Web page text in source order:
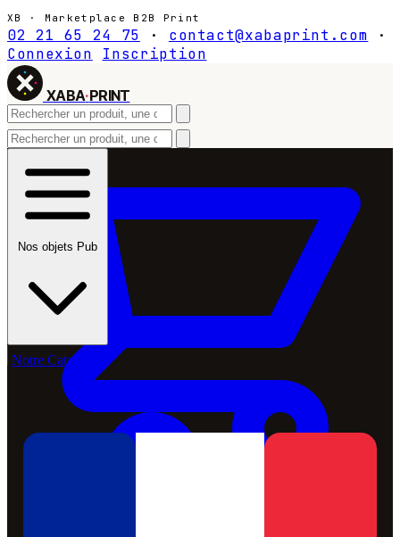
XB · Marketplace B2B Print
02 21 65 24 75 · contact@xabaprint.com
·
Connexion
Inscription
XABA·PRINT
Nos objets Pub
Notre Catalogue